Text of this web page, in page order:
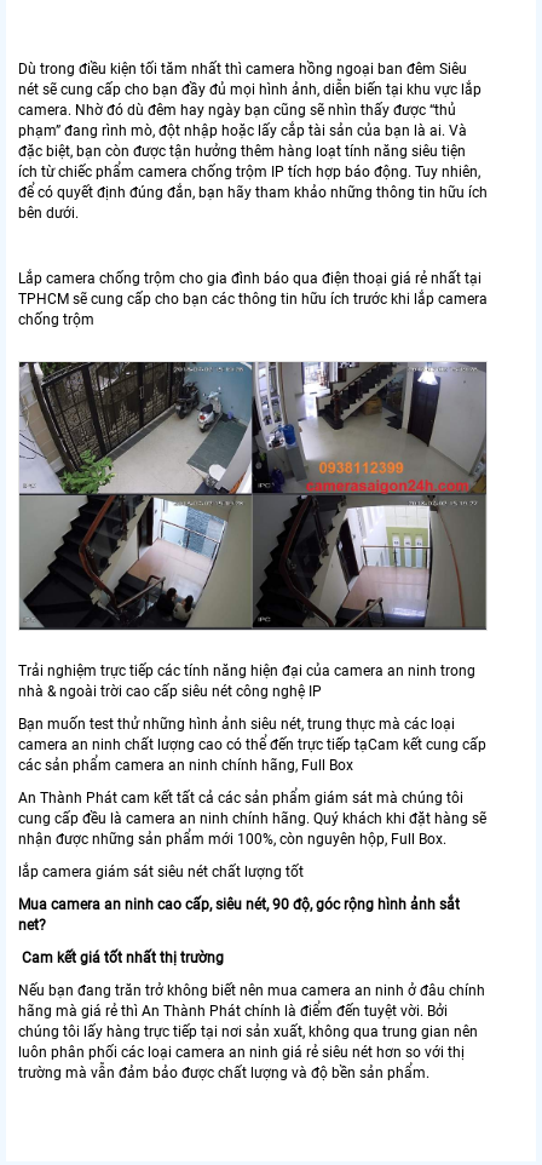
Dù trong điều kiện tối tăm nhất thì camera hồng ngoại ban đêm Siêu
nét sẽ cung cấp cho bạn đầy đủ mọi hình ảnh, diễn biến tại khu vực lắp
camera. Nhờ đó dù đêm hay ngày bạn cũng sẽ nhìn thấy được “thủ
phạm” đang rình mò, đột nhập hoặc lấy cắp tài sản của bạn là ai. Và
đặc biệt, bạn còn được tận hưởng thêm hàng loạt tính năng siêu tiện
ích từ chiếc phẩm camera chống trộm IP tích hợp báo động. Tuy nhiên,
để có quyết định đúng đắn, bạn hãy tham khảo những thông tin hữu ích
bên dưới.
Lắp camera chống trộm cho gia đình báo qua điện thoại giá rẻ nhất tại
TPHCM sẽ cung cấp cho bạn các thông tin hữu ích trước khi lắp camera
chống trộm
Trải nghiệm trực tiếp các tính năng hiện đại của camera an ninh trong
nhà & ngoài trời cao cấp siêu nét công nghệ IP
Bạn muốn test thử những hình ảnh siêu nét, trung thực mà các loại
camera an ninh chất lượng cao có thể đến trực tiếp tạCam kết cung cấp
các sản phẩm camera an ninh chính hãng, Full Box
An Thành Phát cam kết tất cả các sản phẩm giám sát mà chúng tôi
cung cấp đều là camera an ninh chính hãng. Quý khách khi đặt hàng sẽ
nhận được những sản phẩm mới 100%, còn nguyên hộp, Full Box.
lắp camera giám sát siêu nét chất lượng tốt
Mua camera an ninh cao cấp, siêu nét, 90 độ, góc rộng hình ảnh sắt
net?
Cam kết giá tốt nhất thị trường
Nếu bạn đang trăn trở không biết nên mua camera an ninh ở đâu chính
hãng mà giá rẻ thì An Thành Phát chính là điểm đến tuyệt vời. Bởi
chúng tôi lấy hàng trực tiếp tại nơi sản xuất, không qua trung gian nên
luôn phân phối các loại camera an ninh giá rẻ siêu nét hơn so với thị
trường mà vẫn đảm bảo được chất lượng và độ bền sản phẩm.